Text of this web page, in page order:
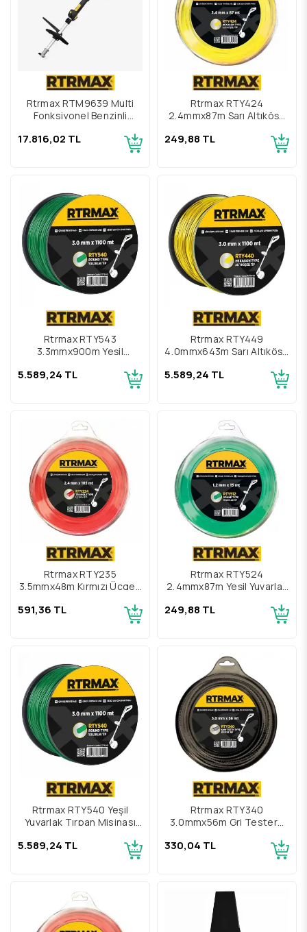
Rtrmax RTM9639 Multi
Fonksiyonel Benzinli
17.816,02 TL
Rtrmax RTY424
2,4mmx87m Sarı Altıköşe
249,88 TL
Rtrmax RTY543
3.3mmx900m Yeşil
5.589,24 TL
Rtrmax RTY449
4,0mmx643m Sarı Altıköşe
5.589,24 TL
Rtrmax RTY235
3.5mmx48m Kırmızı Üçgen
591,36 TL
Rtrmax RTY524
2,4mmx87m Yeşil Yuvarlak
249,88 TL
Rtrmax RTY540 Yeşil
Yuvarlak Tırpan Misinası
5.589,24 TL
Rtrmax RTY340
3,0mmx56m Gri Testere
330,04 TL